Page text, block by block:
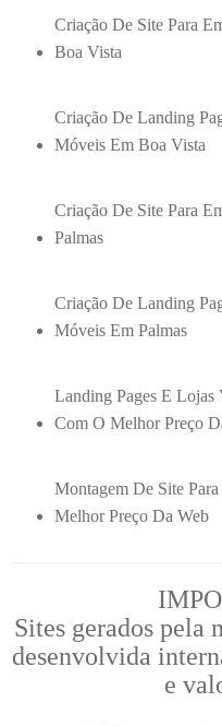
Criação De Site Para
Boa Vista
Criação De Landing
Móveis Em Boa Vista
Criação De Site Para
Palmas
Criação De Landing
Móveis Em Palmas
Landing Pages E Lojas
Com O Melhor Preço
Montagem De Site
Melhor Preço Da Web
Sites gerados pela
desenvolvida
e